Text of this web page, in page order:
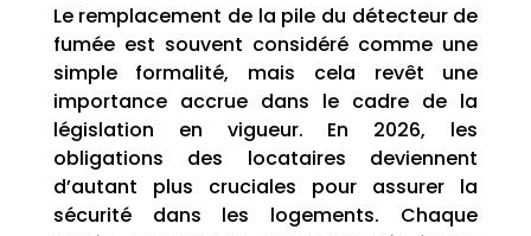
Le remplacement de la pile du détecteur de
fumée est souvent considéré comme une
simple formalité, mais cela revêt une
importance accrue dans le cadre de la
législation en vigueur. En 2026, les
obligations des locataires deviennent
d’autant plus cruciales pour assurer la
sécurité dans les logements. Chaque